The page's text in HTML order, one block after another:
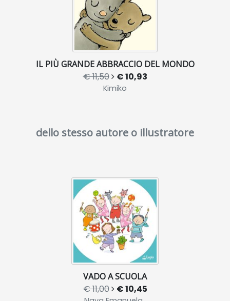
IL PIÙ GRANDE ABBRACCIO DEL MONDO
€ 11,50 € 10,93
Kimiko
dello stesso autore o illustratore
VADO A SCUOLA
€ 11,00 € 10,45